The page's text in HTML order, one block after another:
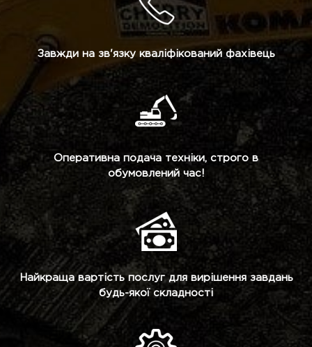
Завжди на зв'язку кваліфікований фахівець
Оперативна подача техніки, строго в
обумовлений час!
Найкраща вартість послуг для вирішення завдань
будь-якої складності